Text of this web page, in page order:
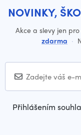
NOVINKY,
Akce a slevy jen
zdarma ·
Přihlášením